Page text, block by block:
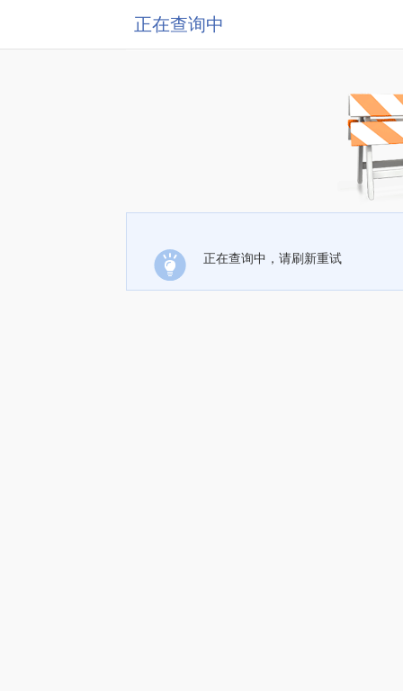
正在查询中
正在查询中，请刷新重试